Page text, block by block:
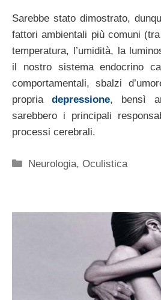
Sarebbe stato dimostrato,
fattori ambientali più comuni
temperatura, l’umidità, la
il nostro sistema endocrino
comportamentali, sbalzi
propria depressione, bensì
sarebbero i principali
processi cerebrali.
Categorie
Neurologia,Oculistica